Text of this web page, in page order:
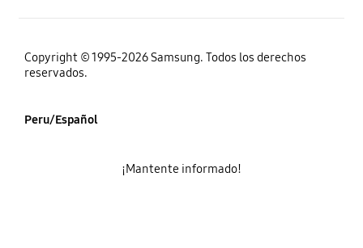
Copyright © 1995-2026 Samsung. Todos los derechos
reservados.
Peru/Español
¡Mantente informado!